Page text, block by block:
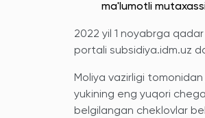
ma'lumotli
2022 yil 1 noyabrga
portali subsidiya.idm.uz
Moliya vazirligi
yukining eng yuqori
belgilangan cheklovlar